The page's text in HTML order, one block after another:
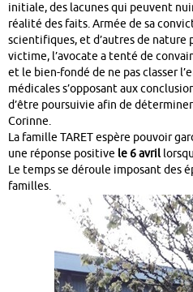
initiale, des lacunes qui peuvent
réalité des faits. Armée de sa
scientifiques, et d’autres de nature
victime, l’avocate a tenté de
et le bien-fondé de ne pas classer
médicales s’opposant aux
d’être poursuivie afin de
Corinne.
La famille TARET espère pouvoir
une réponse positive le 6 avril
Le temps se déroule imposant des
familles.